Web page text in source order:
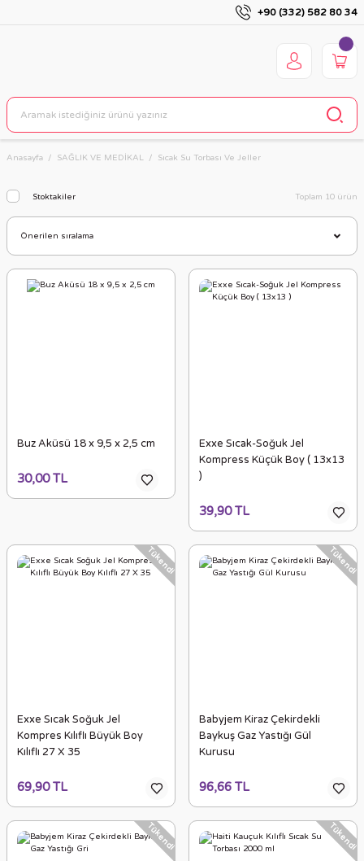
+90 (332) 582 80 34
Anasayfa SAĞLIK VE MEDİKAL Sıcak Su Torbası Ve Jeller
Stoktakiler Toplam 10 ürün
Buz Aküsü 18 x 9,5 x 2,5 cm
30,00 TL
Exxe Sıcak-Soğuk Jel
Kompress Küçük Boy ( 13x13
)
39,90 TL
Tükendi
Exxe Sıcak Soğuk Jel
Kompres Kılıflı Büyük Boy
Kılıflı 27 X 35
69,90 TL
Tükendi
Babyjem Kiraz Çekirdekli
Baykuş Gaz Yastığı Gül
Kurusu
96,66 TL
Tükendi Tükendi